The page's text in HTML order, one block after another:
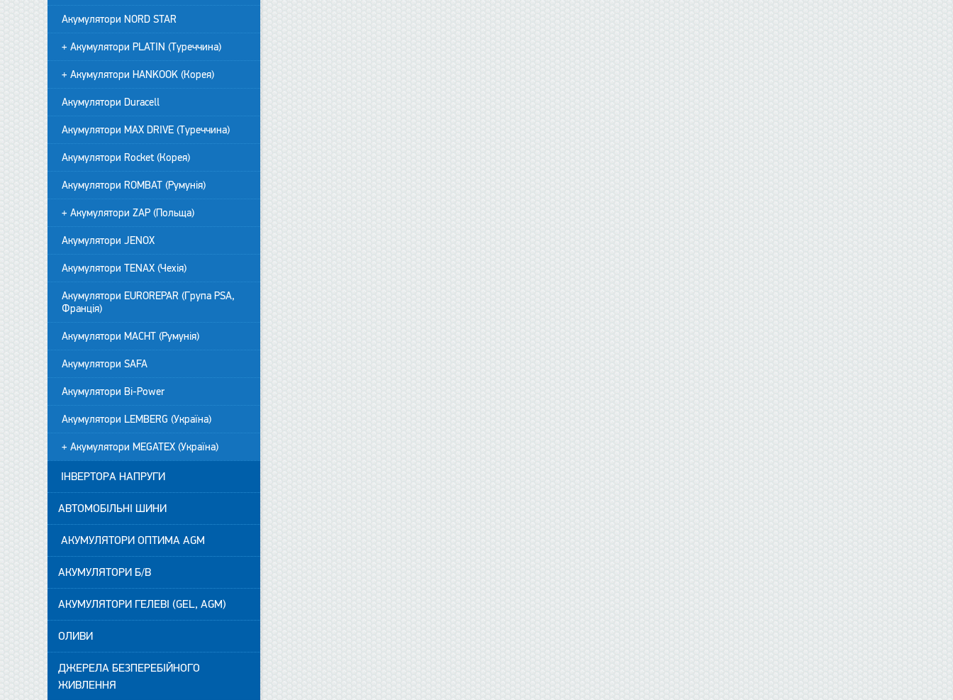
Акумулятори NORD STAR
+ Акумулятори PLATIN (Туреччина)
+ Акумулятори HANKOOK (Корея)
Акумулятори Duracell
Акумулятори MAX DRIVE (Туреччина)
Акумулятори Rocket (Корея)
Акумулятори ROMBAT (Румунія)
+ Акумулятори ZAP (Польща)
Акумулятори JENOX
Акумулятори TENAX (Чехія)
Акумулятори EUROREPAR (Група PSA,
Франція)
Акумулятори MACHT (Румунія)
Акумулятори SAFA
Акумулятори Bi-Power
Акумулятори LEMBERG (Україна)
+ Акумулятори MEGATEX (Україна)
ІНВЕРТОРА НАПРУГИ
АВТОМОБІЛЬНІ ШИНИ
АКУМУЛЯТОРИ ОПТИМА AGM
АКУМУЛЯТОРИ Б/В
АКУМУЛЯТОРИ ГЕЛЕВІ (GEL, AGM)
ОЛИВИ
ДЖЕРЕЛА БЕЗПЕРЕБІЙНОГО
ЖИВЛЕННЯ